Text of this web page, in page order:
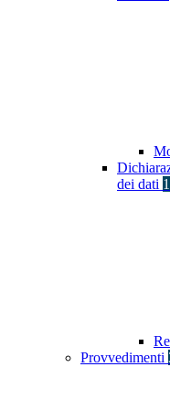
dei dati 1
Provvedimenti